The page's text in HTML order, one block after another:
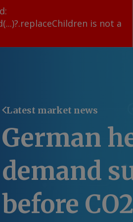
is not a
Latest market news
German
demand
before